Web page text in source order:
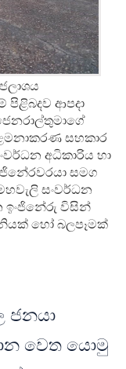
ආපදා
සහකාර
අධිකාරිය හා
සමග
සංවර්ධන
ඉංජිනේරු විසින්
හෝ බලපෑමක්
ජනයා
වෙත යොමු